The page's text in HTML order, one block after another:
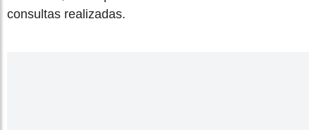
consultas realizadas.